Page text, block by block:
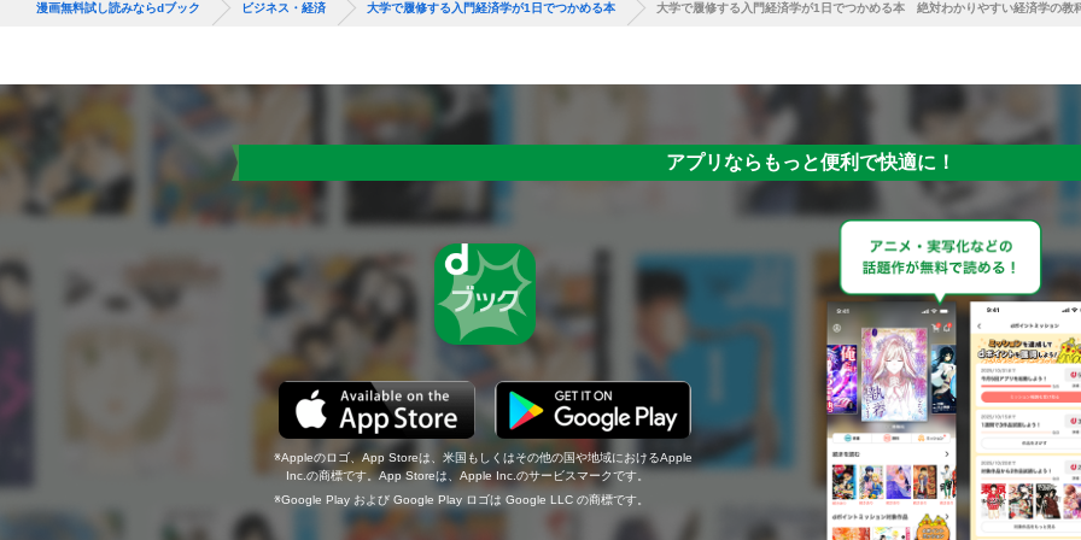
漫画無料試し読みならdブック ビジネス・経済 大学で履修する入門経済学が1日でつかめる本 大学で履修する入門経済学が1日でつかめる本 絶対わかりやすい経済学の教
アプリならもっと便利で快適に！
Appleのロゴ、App Storeは、米国もしくはその他の国や地域におけるApple
Inc.の商標です。App Storeは、Apple Inc.のサービスマークです。
Google Play および Google Play ロゴは Google LLC の商標です。